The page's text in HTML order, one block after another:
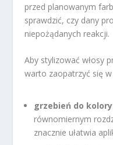
przed planowanym
sprawdzić, czy dany
niepożądanych reakcji.
Aby stylizować włosy
warto zaopatrzyć się
grzebień do
równomiernym
znacznie ułatwia